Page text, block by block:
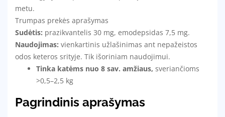
metu.
Trumpas prekės aprašymas
Sudėtis: prazikvantelis 30 mg, emodepsidas 7,5 mg.
Naudojimas: vienkartinis užlašinimas ant nepažeistos
odos keteros srityje. Tik išoriniam naudojimui.
Tinka katėms nuo 8 sav. amžiaus, sveriančioms
>0,5–2,5 kg
Pagrindinis aprašymas